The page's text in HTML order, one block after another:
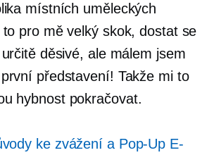
místních uměleckých
pro mě velký skok, dostat se
děsivé, ale málem jsem
představení! Takže mi to
hybnost pokračovat.
ke zvážení a Pop-Up E-